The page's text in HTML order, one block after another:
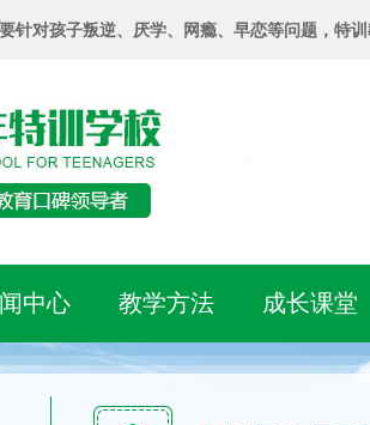
对孩子叛逆、厌学、网瘾、早恋等问题，特训
中心 教学方法 成长课堂